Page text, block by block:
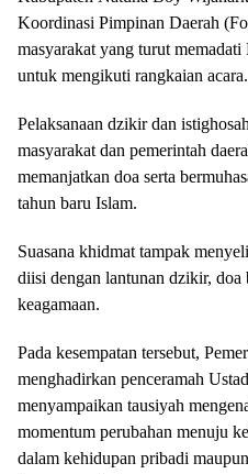
Koordinasi Pimpinan Daerah
masyarakat yang turut
untuk mengikuti rangkaian acara.
Pelaksanaan dzikir dan
masyarakat dan pemerintah
memanjatkan doa serta
tahun baru Islam.
Suasana khidmat tampak
diisi dengan lantunan dzikir, doa
keagamaan.
Pada kesempatan tersebut,
menghadirkan penceramah
menyampaikan tausiyah
momentum perubahan menuju
dalam kehidupan pribadi